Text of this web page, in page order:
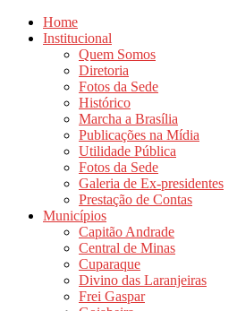
Home
Institucional
Quem Somos
Diretoria
Fotos da Sede
Histórico
Marcha a Brasília
Publicações na Mídia
Utilidade Pública
Fotos da Sede
Galeria de Ex-presidentes
Prestação de Contas
Municípios
Capitão Andrade
Central de Minas
Cuparaque
Divino das Laranjeiras
Frei Gaspar